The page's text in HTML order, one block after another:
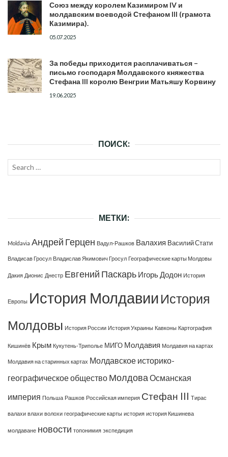
Союз между королем Казимиром IV и
молдавским воеводой Стефаном III (грамота
Казимира).
05.07.2025
За победы приходится расплачиваться –
письмо господаря Молдавского княжества
Стефана III королю Венгрии Матьяшу Корвину
19.06.2025
ПОИСК:
Search
МЕТКИ:
Moldavia Андрей Герцен Вадул-Рашков Валахия Василий Стати
Владисав Гросул Владислав Якимович Гросул Географические карты Молдовы
Дакия Дионис Днестр Евгений Паскарь Игорь Додон История
Европы История Молдавии История
Молдовы История России История Украины Кавконы Картография
Кишинёв Крым Кукутень-Триполье МИГО Молдавия Молдавия на картах
Молдавия на старинных картах Молдавское историко-
географическое общество Молдова Османская
империя Польша Рашков Российская империя Стефан III Тирас
валахи влахи волохи географические карты история история Кишинева
молдаване новости топонимия экспедиция